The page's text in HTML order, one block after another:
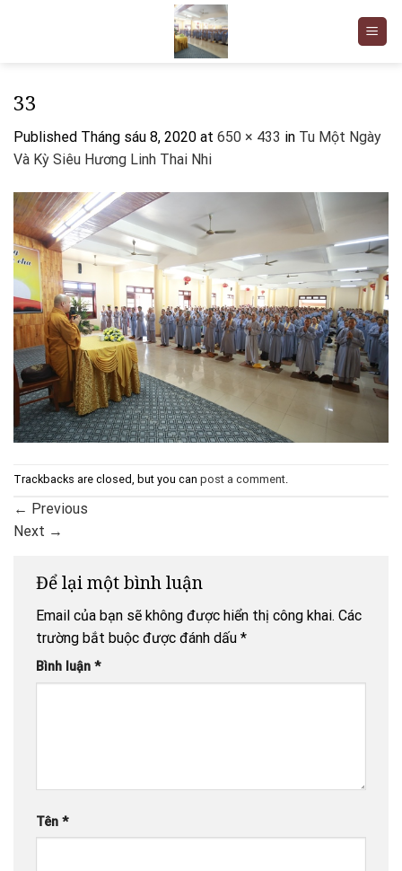
33
Published Tháng sáu 8, 2020 at 650 × 433 in Tu Một Ngày
Và Kỳ Siêu Hương Linh Thai Nhi
Trackbacks are closed, but you can post a comment.
← Previous
Next →
Để lại một bình luận
Email của bạn sẽ không được hiển thị công khai. Các
trường bắt buộc được đánh dấu *
Bình luận *
Tên *